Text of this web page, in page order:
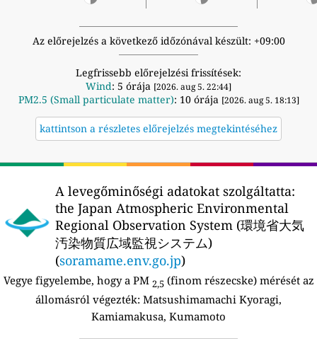
Az előrejelzés a következő időzónával készült: +09:00
Legfrissebb előrejelzési frissítések:
Wind: 5 órája [2026. aug 5. 22:44]
PM2.5 (Small particulate matter): 10 órája [2026. aug 5. 18:13]
kattintson a részletes előrejelzés megtekintéséhez
A levegőminőségi adatokat szolgáltatta:
the Japan Atmospheric Environmental
Regional Observation System (環境省大気
汚染物質広域監視システム)
(soramame.env.go.jp)
Vegye figyelembe, hogy a PM 2,5 (finom részecske) mérését az
állomásról végezték: Matsushimamachi Kyoragi,
Kamiamakusa, Kumamoto